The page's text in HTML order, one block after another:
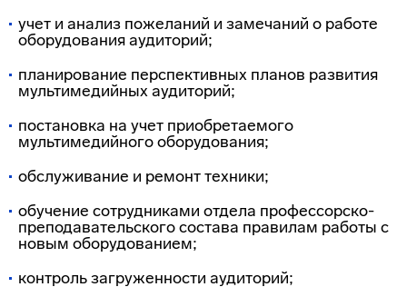
учет и анализ пожеланий и замечаний о работе
оборудования аудиторий;
планирование перспективных планов развития
мультимедийных аудиторий;
постановка на учет приобретаемого
мультимедийного оборудования;
обслуживание и ремонт техники;
обучение сотрудниками отдела профессорско-
преподавательского состава правилам работы с
новым оборудованием;
контроль загруженности аудиторий;